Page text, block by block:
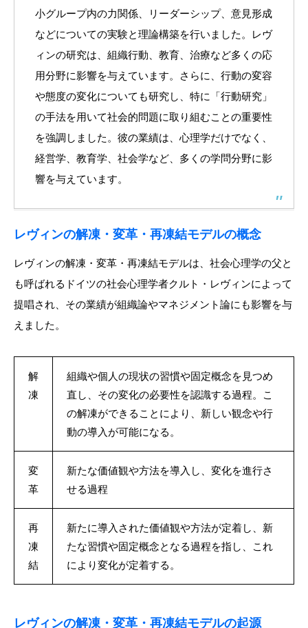
小グループ内の力関係、リーダーシップ、意見形成
などについての実験と理論構築を行いました。レヴ
ィンの研究は、組織行動、教育、治療など多くの応
用分野に影響を与えています。さらに、行動の変容
や態度の変化についても研究し、特に「行動研究」
の手法を用いて社会的問題に取り組むことの重要性
を強調しました。彼の業績は、心理学だけでなく、
経営学、教育学、社会学など、多くの学問分野に影
響を与えています。
レヴィンの解凍・変革・再凍結モデルの概念
レヴィンの解凍・変革・再凍結モデルは、社会心理学の父と
も呼ばれるドイツの社会心理学者クルト・レヴィンによって
提唱され、その業績が組織論やマネジメント論にも影響を与
えました。
解
凍
組織や個人の現状の習慣や固定概念を見つめ
直し、その変化の必要性を認識する過程。こ
の解凍ができることにより、新しい観念や行
動の導入が可能になる。
変
革
新たな価値観や方法を導入し、変化を進行さ
せる過程
再
凍
結
新たに導入された価値観や方法が定着し、新
たな習慣や固定概念となる過程を指し、これ
により変化が定着する。
レヴィンの解凍・変革・再凍結モデルの起源